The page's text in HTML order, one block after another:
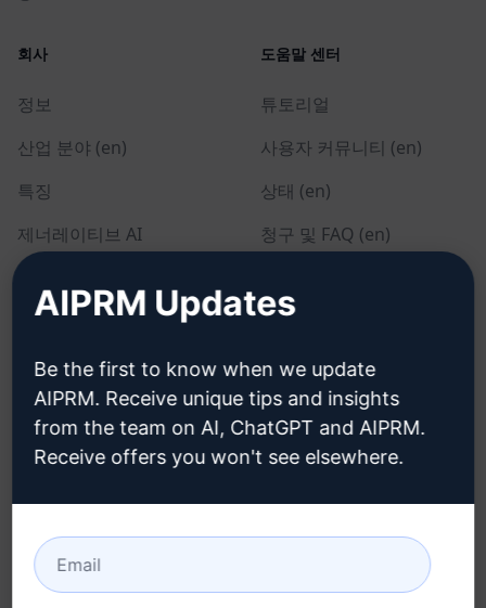
회사
정보
산업 분야 (en)
특징
제너레이티브 AI
팀 요금제 (en)
블로그 (en)
도움말 센터
튜토리얼
사용자 커뮤니티 (en)
상태 (en)
청구 및 FAQ (en)
법률
사용 제한 정책 (en)
이용 약관 (en)
다운로드
Google 크롬
AIPRM Updates
Be the first to know when we update
AIPRM. Receive unique tips and insights
from the team on AI, ChatGPT and AIPRM.
Receive offers you won't see elsewhere.